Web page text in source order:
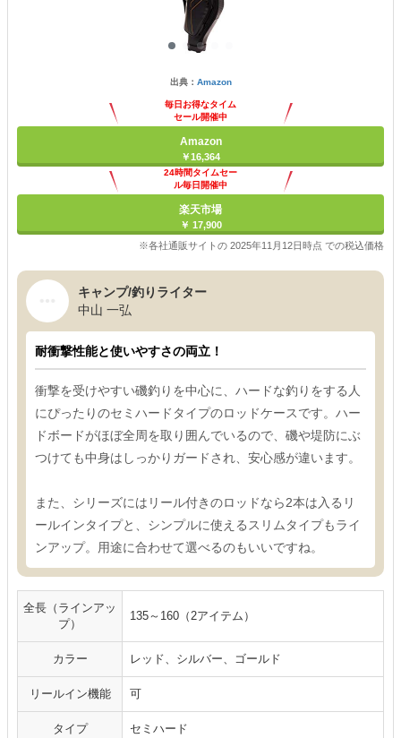
出典： Amazon
毎日お得なタイム
セール開催中
Amazon
￥16,364
24時間タイムセー
ル毎日開催中
楽天市場
￥ 17,900
※各社通販サイトの 2025年11月12日時点 での税込価格
キャンプ/釣りライター
中山 一弘
耐衝撃性能と使いやすさの両立！
衝撃を受けやすい磯釣りを中心に、ハードな釣りをする人
にぴったりのセミハードタイプのロッドケースです。ハー
ドボードがほぼ全周を取り囲んでいるので、磯や堤防にぶ
つけても中身はしっかりガードされ、安心感が違います。
また、シリーズにはリール付きのロッドなら2本は入るリ
ールインタイプと、シンプルに使えるスリムタイプもライ
ンアップ。用途に合わせて選べるのもいいですね。
全長（ラインアッ
プ）
135～160（2アイテム）
カラー レッド、シルバー、ゴールド
リールイン機能 可
タイプ セミハード